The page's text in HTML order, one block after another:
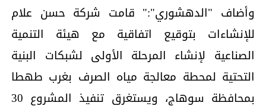
وأضاف "الدهشوري":" قامت شركة حسن علام
للإنشاءات بتوقيع اتفاقية مع هيئة التنمية
الصناعية لإنشاء المرحلة الأولى لشبكات البنية
التحتية لمحطة معالجة مياه الصرف بغرب طهطا
بمحافظة سوهاج، ويستغرق تنفيذ المشروع 30